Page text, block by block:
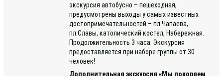
экскурсия автобусно – пешеходная,
предусмотрены выходы у самых известных
достопримечательностей – пл.Чапаева,
пл.Славы, католический костел, Набережная.
Продолжительность 3 часа. Экскурсия
предоставляется при наборе группы от 30
человек!
Дополнительная экскурсия «Мы покоряем